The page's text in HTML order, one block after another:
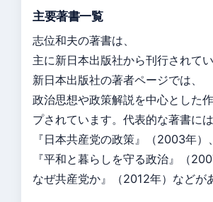
主要著書一覧
志位和夫の著書は、
主に新日本出版社から刊行されてい
新日本出版社の著者ページでは、
政治思想や政策解説を中心とした
プされています。代表的な著書には
『日本共産党の政策』（2003年）、
『平和と暮らしを守る政治』（
なぜ共産党か』（2012年）などが